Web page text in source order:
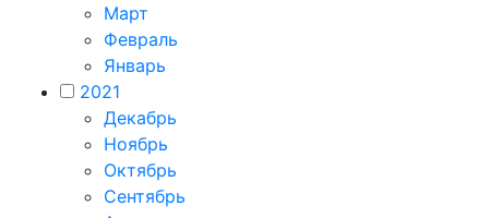
Март
Февраль
Январь
2021
Декабрь
Ноябрь
Октябрь
Сентябрь